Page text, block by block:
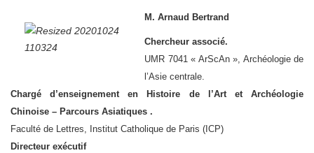
M. Arnaud Bertrand
Chercheur associé.
UMR 7041 « ArScAn », Archéologie de
l’Asie centrale.
Chargé d’enseignement en Histoire de l’Art et Archéologie
Chinoise – Parcours Asiatiques .
Faculté de Lettres, Institut Catholique de Paris (ICP)
Directeur exécutif